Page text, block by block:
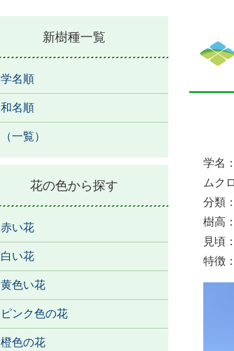
学名：
ムク
分類
樹高
見頃
特徴
新樹種一覧
学名順
和名順
（一覧）
花の色から探す
赤い花
白い花
黄色い花
ピンク色の花
橙色の花